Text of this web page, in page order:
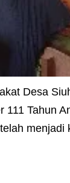
Desa
Tahun
menjadi